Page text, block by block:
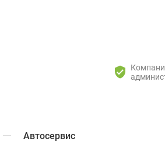
Автосервис